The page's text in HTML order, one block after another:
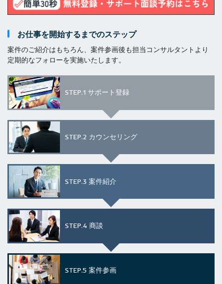
お仕事を開始するまでのステップ
案件のご紹介はもちろん、案件参画後も担当コンサルタントより
定期的なフォローを実施いたします。
STEP.1 サポート登録
STEP.2 カウンセリング
STEP.3 案件紹介
STEP.4 商談
STEP.5 案件参画